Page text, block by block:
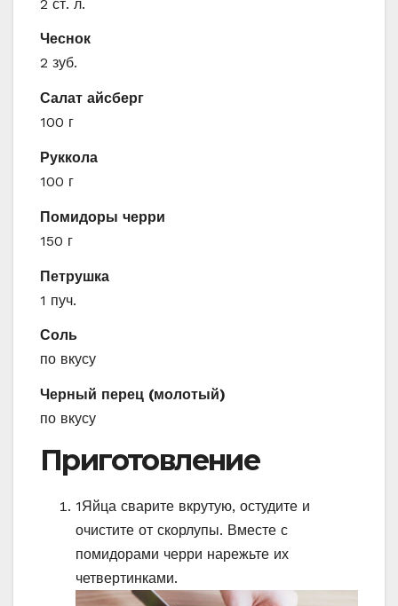
2 ст. л.
Чеснок
2 зуб.
Салат айсберг
100 г
Руккола
100 г
Помидоры черри
150 г
Петрушка
1 пуч.
Соль
по вкусу
Черный перец (молотый)
по вкусу
Приготовление
1Яйца сварите вкрутую, остудите и
очистите от скорлупы. Вместе с
помидорами черри нарежьте их
четвертинками.